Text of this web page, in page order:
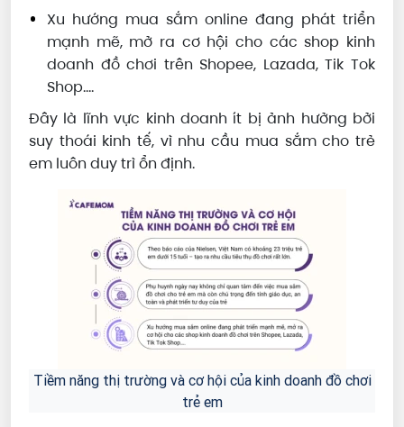
Xu hướng mua sắm online đang phát triển
mạnh mẽ, mở ra cơ hội cho các shop kinh
doanh đồ chơi trên Shopee, Lazada, Tik Tok
Shop….
Đây là lĩnh vực kinh doanh ít bị ảnh hưởng bởi
suy thoái kinh tế, vì nhu cầu mua sắm cho trẻ
em luôn duy trì ổn định.
Tiềm năng thị trường và cơ hội của kinh doanh đồ chơi
trẻ em